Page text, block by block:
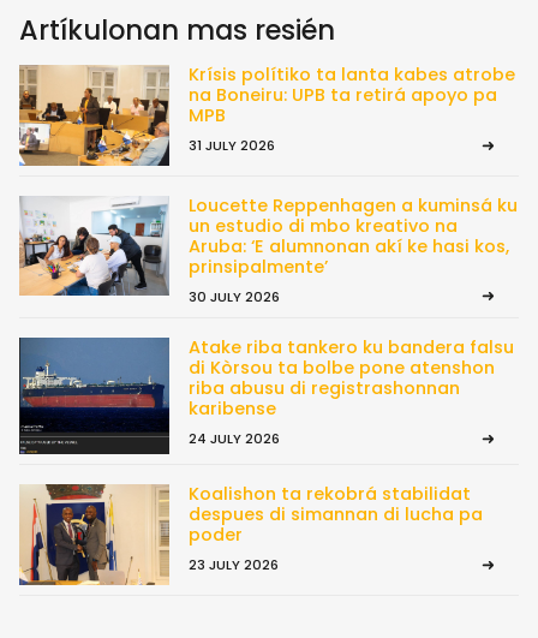
Artíkulonan mas resién
Krísis polítiko ta lanta kabes atrobe
na Boneiru: UPB ta retirá apoyo pa
MPB
31 JULY 2026
Loucette Reppenhagen a kuminsá ku
un estudio di mbo kreativo na
Aruba: ‘E alumnonan akí ke hasi kos,
prinsipalmente’
30 JULY 2026
Atake riba tankero ku bandera falsu
di Kòrsou ta bolbe pone atenshon
riba abusu di registrashonnan
karibense
24 JULY 2026
Koalishon ta rekobrá stabilidat
despues di simannan di lucha pa
poder
23 JULY 2026